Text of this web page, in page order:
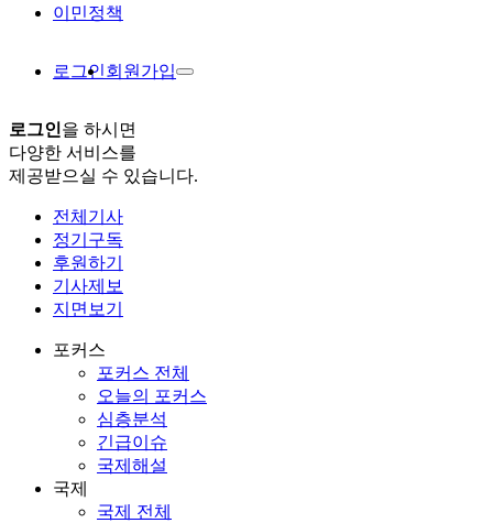
이민정책
로그인회원가입
로그인을 하시면
다양한 서비스를
제공받으실 수 있습니다.
전체기사
정기구독
후원하기
기사제보
지면보기
포커스
포커스 전체
오늘의 포커스
심층분석
긴급이슈
국제해설
국제
국제 전체